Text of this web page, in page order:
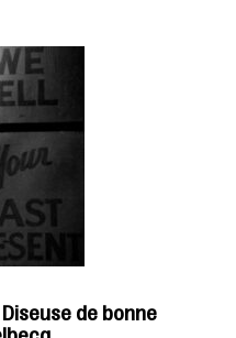
de bonne